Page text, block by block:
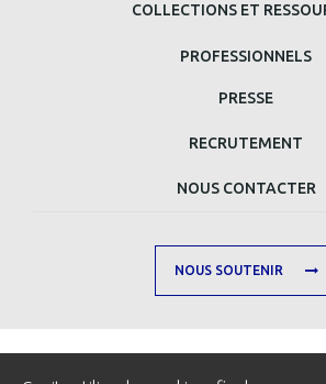
COLLECTIONS ET
PROFESSIONNELS
PRESSE
RECRUTEMENT
NOUS CONTACTER
NOUS SOUTENIR